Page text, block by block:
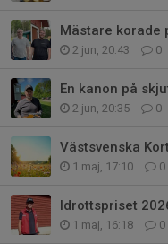
Mästare korade
2 jun, 20:43 0
En kanon på
2 jun, 20:35 0
Västsvenska
1 maj, 17:10 0
Idrottspriset
1 maj, 16:18 0